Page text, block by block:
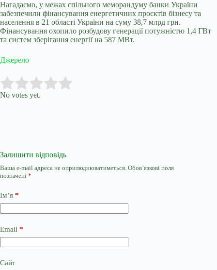
Нагадаємо, у межах спільного меморандуму банки України
забезпечили фінансування енергетичних проєктів бізнесу та
населення в 21 області України на суму 38,7 млрд грн.
Фінансування охопило розбудову генерації потужністю 1,4 ГВт
та систем зберігання енергії на 587 МВт.
Джерело
Rate this item:
No votes yet.
Залишити відповідь
Ваша e-mail адреса не оприлюднюватиметься. Обов’язкові поля
позначені *
Ім’я *
Email *
Сайт